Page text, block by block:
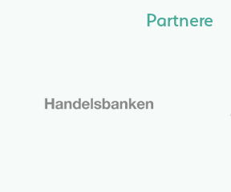
Partnere